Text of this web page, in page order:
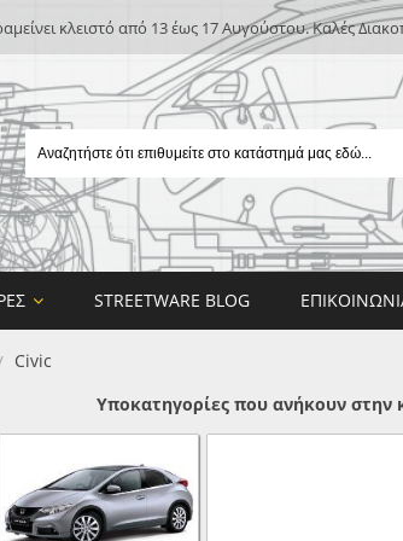
κλειστό από 13 έως 17 Αυγούστου. Καλές
STREETWARE BLOG
Civic
Υποκατηγορίες που ανήκουν στην